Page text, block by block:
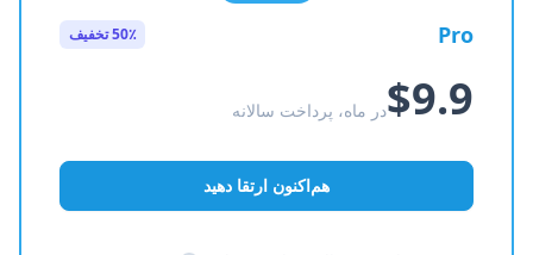
Pro 50٪ تخفیف
$9.9در ماه، پرداخت سالانه
هم‌اکنون ارتقا دهید